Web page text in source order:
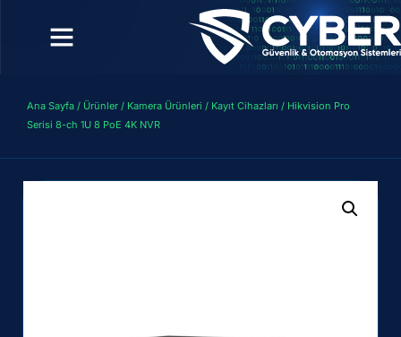
Ana Sayfa / Ürünler / Kamera Ürünleri / Kayıt Cihazları / Hikvision Pro
Serisi 8-ch 1U 8 PoE 4K NVR